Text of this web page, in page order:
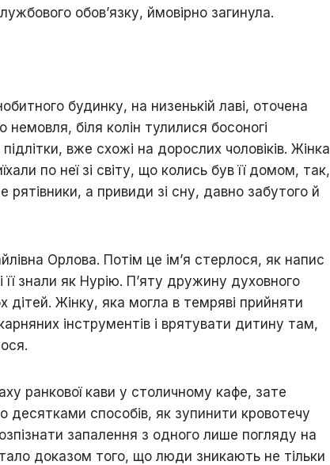
обов’язку, ймовірно загинула.
будинку, на низенькій лаві, оточена
немовля, біля колін тулилися босоногі
вже схожі на дорослих чоловіків. Жінка
по неї зі світу, що колись був її домом, так,
рятівники, а привиди зі сну, давно забутого й
Орлова. Потім це ім’я стерлося, як напис
знали як Нурію. П’яту дружину духовного
дітей. Жінку, яка могла в темряві прийняти
інструментів і врятувати дитину там,
ранкової кави у столичному кафе, зате
десятками способів, як зупинити кровотечу
запалення з одного лише погляду на
доказом того, що люди зникають не тільки